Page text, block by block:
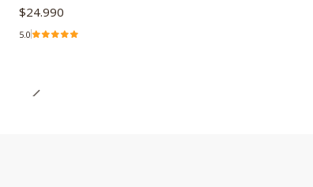
$24.990
5.0